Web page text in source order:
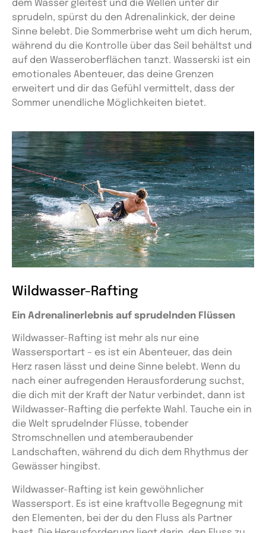
dem Wasser gleitest und die Wellen unter dir
sprudeln, spürst du den Adrenalinkick, der deine
Sinne belebt. Die Sommerbrise weht um dich herum,
während du die Kontrolle über das Seil behältst und
auf den Wasseroberflächen tanzt. Wasserski ist ein
emotionales Abenteuer, das deine Grenzen
erweitert und dir das Gefühl vermittelt, dass der
Sommer unendliche Möglichkeiten bietet.
Wildwasser-Rafting
Ein Adrenalinerlebnis auf sprudelnden Flüssen
Wildwasser-Rafting ist mehr als nur eine
Wassersportart – es ist ein Abenteuer, das dein
Herz rasen lässt und deine Sinne belebt. Wenn du
nach einer aufregenden Herausforderung suchst,
die dich mit der Kraft der Natur verbindet, dann ist
Wildwasser-Rafting die perfekte Wahl. Tauche ein in
die Welt sprudelnder Flüsse, tobender
Stromschnellen und atemberaubender
Landschaften, während du dich dem Rhythmus der
Gewässer hingibst.
Wildwasser-Rafting ist kein gewöhnlicher
Wassersport. Es ist eine kraftvolle Begegnung mit
den Elementen, bei der du den Fluss als Partner